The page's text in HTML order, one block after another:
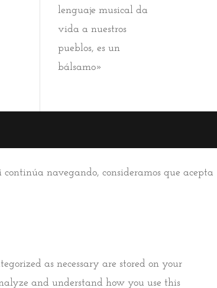
lenguaje musical da
vida a nuestros
pueblos, es un
bálsamo»
continúa navegando, consideramos que acepta
as necessary are stored on your
and understand how you use this